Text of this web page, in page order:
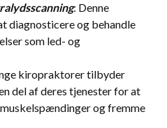
: Denne
diagnosticere og behandle
som led- og
kiropraktorer tilbyder
del af deres tjenester for at
og fremme